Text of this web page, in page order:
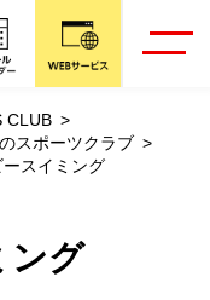
CLUB
スポーツクラブ
ースイミング
ング